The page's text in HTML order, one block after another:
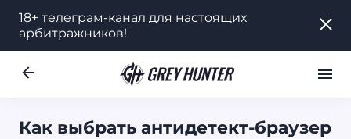
18+ телеграм-канал для настоящих
арбитражников!
18+ телеграм-канал для настоящих
арбитражников!
Как выбрать антидетект-браузер